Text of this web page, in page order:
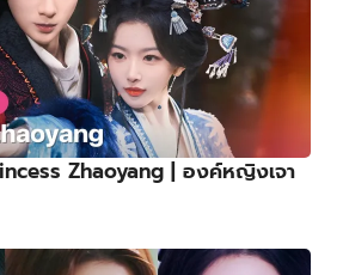
Zhaoyang | องค์หญิงเจา